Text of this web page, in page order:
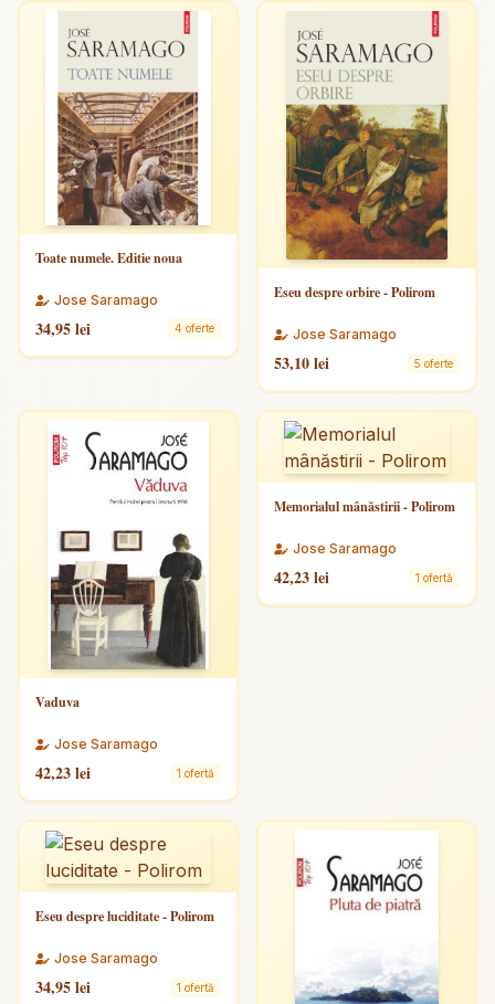
Toate numele. Editie noua
Jose Saramago
34,95 lei 4 oferte
Eseu despre orbire - Polirom
Jose Saramago
53,10 lei 5 oferte
Vaduva
Jose Saramago
42,23 lei 1 ofertă
Memorialul mânăstirii - Polirom
Jose Saramago
42,23 lei 1 ofertă
Eseu despre luciditate - Polirom
Jose Saramago
34,95 lei 1 ofertă